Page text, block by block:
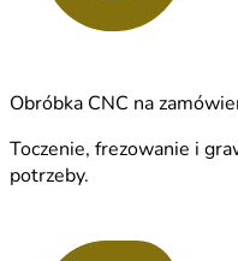
Obróbka CNC na
Toczenie, frezowanie i
potrzeby.